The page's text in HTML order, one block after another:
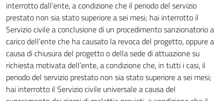
interrotto dall’ente, a condizione che il periodo del servizio
prestato non sia stato superiore a sei mesi; hai interrotto il
Servizio civile a conclusione di un procedimento sanzionatorio a
carico dell’ente che ha causato la revoca del progetto, oppure a
causa di chiusura del progetto o della sede di attuazione su
richiesta motivata dell’ente, a condizione che, in tutti i casi, il
periodo del servizio prestato non sia stato superiore a sei mesi;
hai interrotto il Servizio civile universale a causa del